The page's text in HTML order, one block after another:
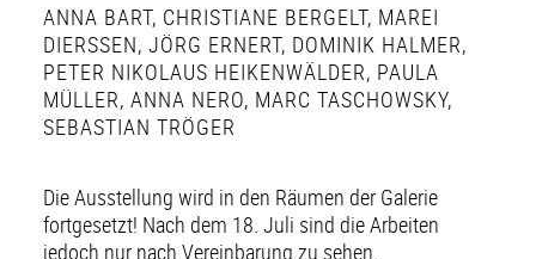
ANNA BART, CHRISTIANE BERGELT, MAREI
DIERSSEN , JÖRG ERNERT, DOMINIK HALMER,
PETER NIKOLAUS HEIKENWÄLDER, PAULA
MÜLLER, ANNA NERO, MARC TASCHOWSKY,
SEBASTIAN TRÖGER
Die Ausstellung wird in den Räumen der Galerie
fortgesetzt! Nach dem 18. Juli sind die Arbeiten
jedoch nur nach Vereinbarung zu sehen.